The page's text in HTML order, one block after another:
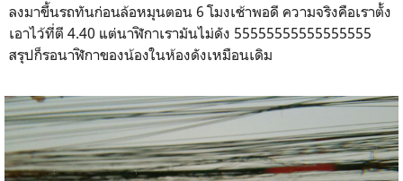
ลงมาขึ้นรถทันก่อนล้อหมุนตอน 6 โมงเช้าพอดี ความจริงคือเราตั้ง
เอาไว้ที่ตี 4.40 แต่นาฬิกาเรามันไม่ดัง 55555555555555555
สรุปก็รอนาฬิกาของน้องในห้องดังเหมือนเดิม